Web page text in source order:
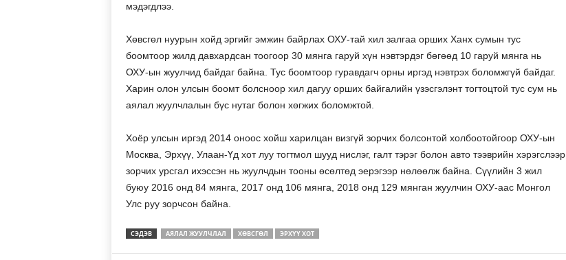
мэдэгдлээ.
Хөвсгөл нуурын хойд эргийг эмжин байрлах ОХУ-тай хил залгаа орших Ханх сумын тус
боомтоор жилд давхардсан тоогоор 30 мянга гаруй хүн нэвтэрдэг бөгөөд 10 гаруй мянга нь
ОХУ-ын жуулчид байдаг байна. Тус боомтоор гуравдагч орны иргэд нэвтрэх боломжгүй байдаг.
Харин олон улсын боомт болсноор хил дагуу орших байгалийн үзэсгэлэнт тогтоцтой тус сум нь
аялал жуулчлалын бүс нутаг болон хөгжих боломжтой.
Хоёр улсын иргэд 2014 оноос хойш харилцан визгүй зорчих болсонтой холбоотойгоор ОХУ-ын
Москва, Эрхүү, Улаан-Үд хот луу тогтмол шууд нислэг, галт тэрэг болон авто тээврийн хэрэгслээр
зорчих урсгал ихэссэн нь жуулчдын тооны өсөлтөд эерэгээр нөлөөлж байна. Сүүлийн 3 жил
буюу 2016 онд 84 мянга, 2017 онд 106 мянга, 2018 онд 129 мянган жуулчин ОХУ-аас Монгол
Улс руу зорчсон байна.
СЭДЭВ АЯЛАЛ ЖУУЛЧЛАЛ ХӨВСГӨЛ ЭРХҮҮ ХОТ